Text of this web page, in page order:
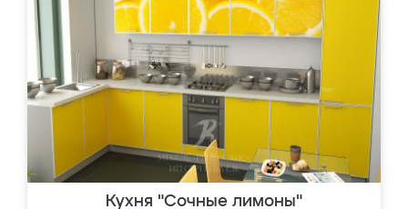
Кухня "Сочные лимоны"